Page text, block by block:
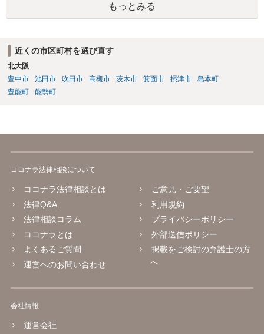
もっとみる
近くの市区町村を選び直す
北大阪
豊中市
池田市 吹田市 高槻市 茨木市 箕面市 摂津市
島本町
豊能町
能勢町
ココナラ法律相談について
ココナラ法律相談とは
法律Q&A
法律相談コラム
ココナラとは
よくあるご質問
運営へのお問い合わせ
ご意見・ご要望
利用規約
プライバシーポリシー
外部送信ポリシー
掲載をご検討の弁護士の方
へ
会社情報
運営会社